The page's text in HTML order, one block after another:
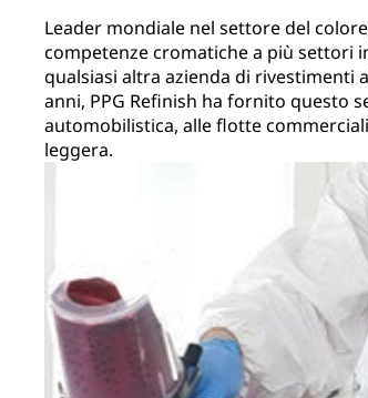
Leader mondiale nel settore del
competenze cromatiche a più settori
qualsiasi altra azienda di rivestimenti
anni, PPG Refinish ha fornito questo
automobilistica, alle flotte
leggera.